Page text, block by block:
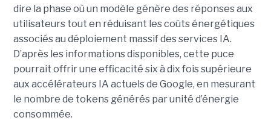
dire la phase où un modèle génère des réponses aux
utilisateurs tout en réduisant les coûts énergétiques
associés au déploiement massif des services IA.
D’après les informations disponibles, cette puce
pourrait offrir une efficacité six à dix fois supérieure
aux accélérateurs IA actuels de Google, en mesurant
le nombre de tokens générés par unité d’énergie
consommée.